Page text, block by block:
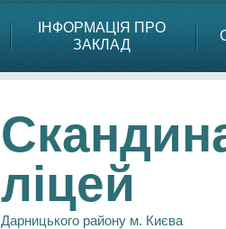
ІНФОРМАЦІЯ ПРО
ЗАКЛАД
ліцей
Дарницького району м. Києва